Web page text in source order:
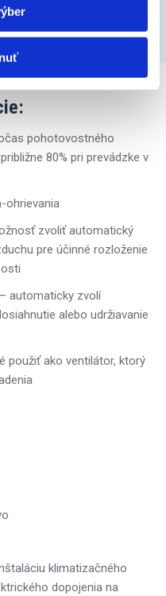
bez kolísania teploty v
pohotovostného
80% pri prevádzke v
ohrievania
zvoliť automatický
pre účinné rozloženie
automaticky zvolí
alebo udržiavanie
použiť ako ventilátor, ktorý
klimatizačného
dopojenia na